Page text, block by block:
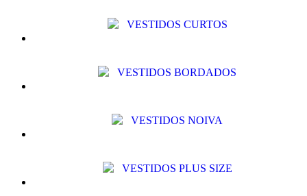
VESTIDOS CURTOS
VESTIDOS BORDADOS
VESTIDOS NOIVA
VESTIDOS PLUS SIZE